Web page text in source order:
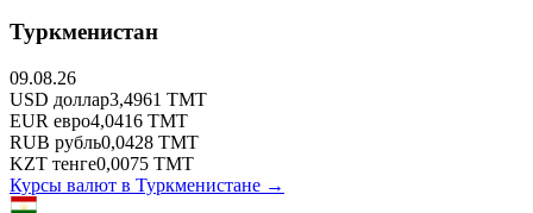
Туркменистан
09.08.26
USD доллар3,4961 TMT
EUR евро4,0416 TMT
RUB рубль0,0428 TMT
KZT тенге0,0075 TMT
Курсы валют в Туркменистане →